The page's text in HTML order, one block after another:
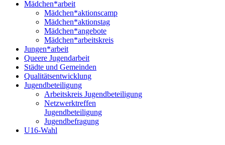
Mädchen*arbeit
Mädchen*aktionscamp
Mädchen*aktionstag
Mädchen*angebote
Mädchen*arbeitskreis
Jungen*arbeit
Queere Jugendarbeit
Städte und Gemeinden
Qualitätsentwicklung
Jugendbeteiligung
Arbeitskreis Jugendbeteiligung
Netzwerktreffen
Jugendbeteiligung
Jugendbefragung
U16-Wahl